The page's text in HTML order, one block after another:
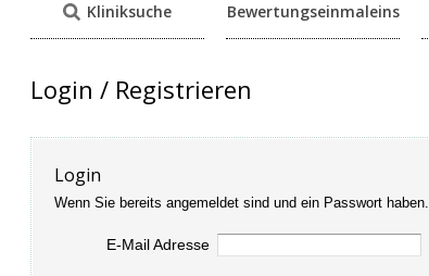
Kliniksuche Bewertungseinmaleins
Login / Registrieren
Login
Wenn Sie bereits angemeldet sind und ein Passwort haben.
E-Mail Adresse